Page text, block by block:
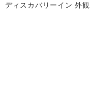
ディスカバリーイン 外観